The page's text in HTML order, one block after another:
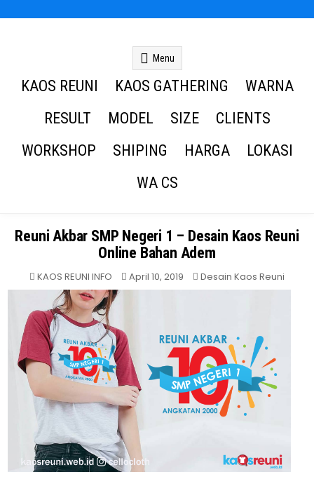
Menu
KAOS REUNI KAOS GATHERING
WARNA
RESULT
MODEL SIZE
CLIENTS
WORKSHOP
SHIPING HARGA
LOKASI
WA CS
Reuni Akbar SMP Negeri 1 – Desain Kaos Reuni
Online Bahan Adem
KAOS REUNI INFO April 10, 2019 Posted
Desain Kaos Reuni